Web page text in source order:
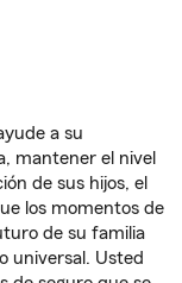
a su
mantener el nivel
de sus hijos, el
los momentos de
de su familia
universal. Usted